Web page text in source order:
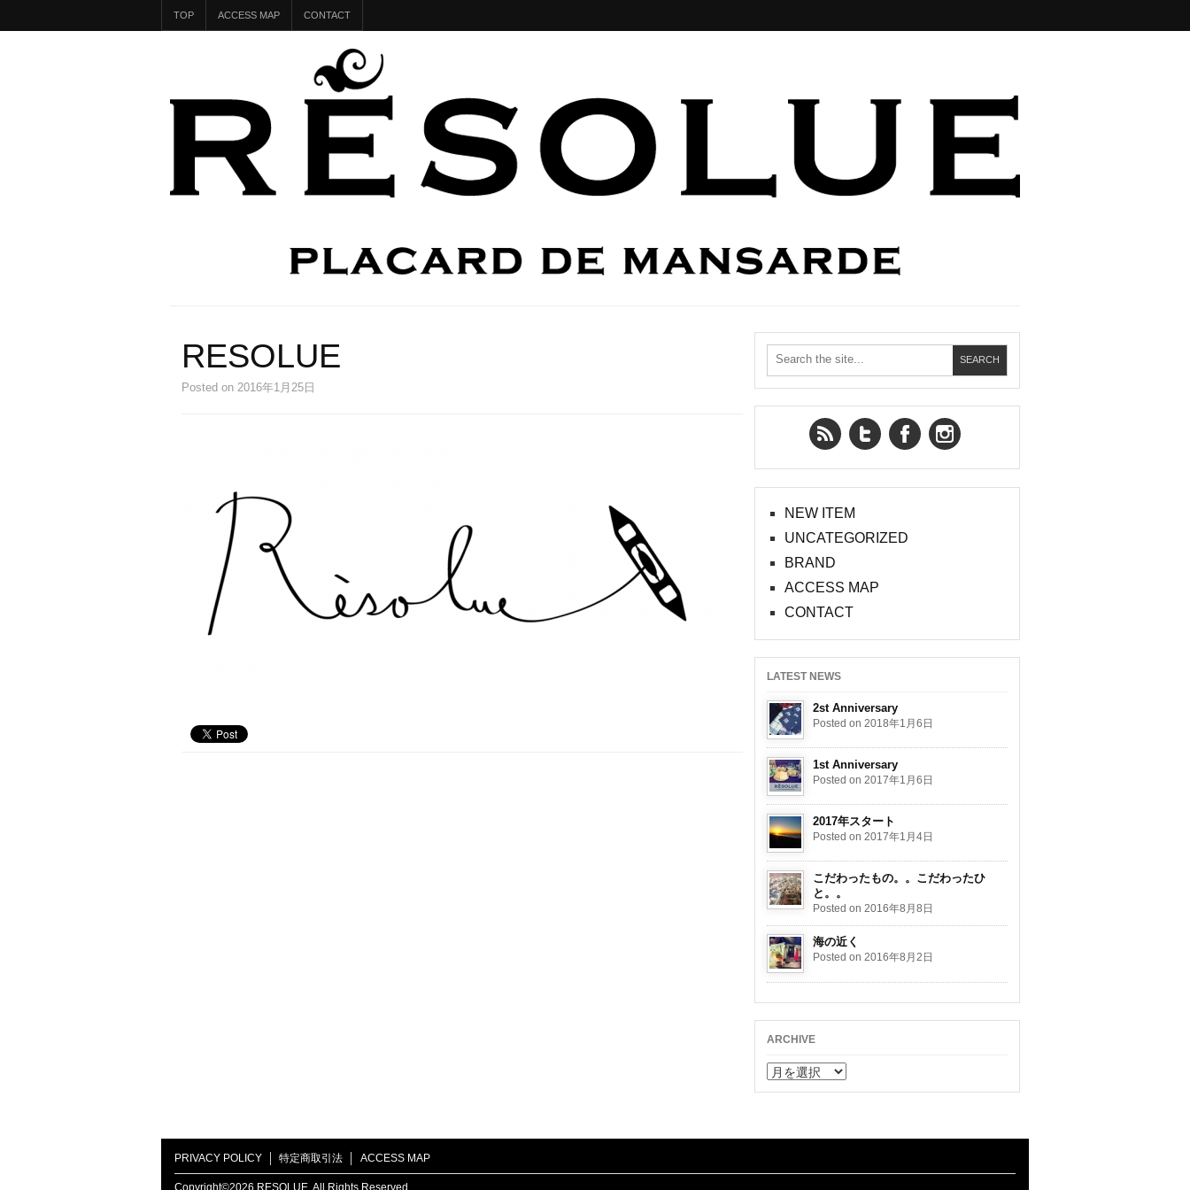
TOP ACCESS MAP CONTACT
RESOLUE
Posted on 2016年1月25日
RSS FeedTwitter Facebook
NEW ITEM
UNCATEGORIZED
BRAND
ACCESS MAP
CONTACT
LATEST NEWS
2st Anniversary
Posted on 2018年1月6日
1st Anniversary
Posted on 2017年1月6日
2017年スタート
Posted on 2017年1月4日
こだわったもの。。こだわったひ
と。。
Posted on 2016年8月8日
海の近く
Posted on 2016年8月2日
ARCHIVE
ARCHIVE
PRIVACY POLICY 特定商取引法 ACCESS MAP
Copyright©2026 RESOLUE. All Rights Reserved